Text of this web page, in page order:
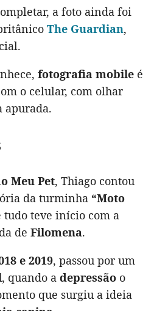
a foto ainda foi
The Guardian,
fotografia mobile é
o celular, com olhar
apurada.
Meu Pet, Thiago contou
da turminha “Moto
tudo teve início com a
de Filomena.
e 2019, passou por um
, quando a depressão o
que surgiu a ideia